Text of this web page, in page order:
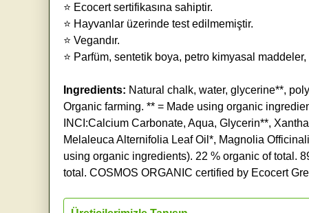
⭐ Ecocert sertifikasına sahiptir.
⭐ Hayvanlar üzerinde test edilmemiştir.
⭐ Vegandır.
⭐ Parfüm, sentetik boya, petro kimyasal
Ingredients: Natural chalk, water, glycerine**,
Organic farming. ** = Made using organic
INCI:Calcium Carbonate, Aqua, Glycerin**,
Melaleuca Alternifolia Leaf Oil*, Magnolia
using organic ingredients). 22 % organic of total.
total. COSMOS ORGANIC certified by Ecocert